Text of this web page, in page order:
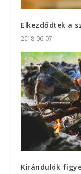
Elkezdődtek a
2018-06-07
Kirándulók